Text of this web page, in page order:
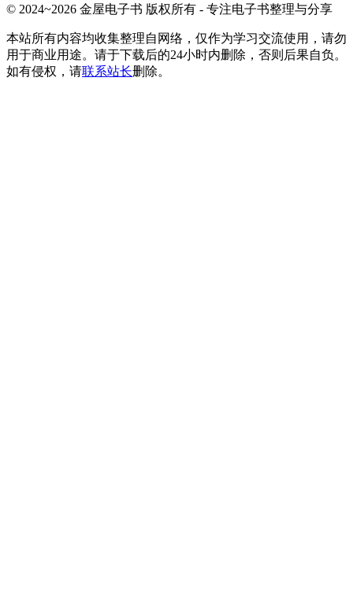
© 2024~2026 金屋电子书 版权所有 - 专注电子书整理与分享
本站所有内容均收集整理自网络，仅作为学习交流使用，请勿
用于商业用途。请于下载后的24小时内删除，否则后果自负。
如有侵权，请联系站长删除。